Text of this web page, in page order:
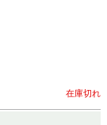
在庫切れ